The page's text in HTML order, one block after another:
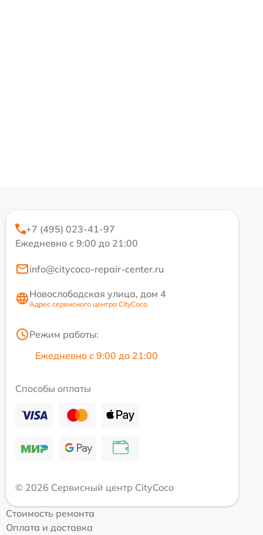
+7 (495) 023-41-97
Ежедневно с 9:00 до 21:00
info@citycoco-repair-center.ru
Новослободская улица, дом 4
Адрес сервисного центра CityCoco
Режим работы:
Ежедневно с 9:00 до 21:00
Способы оплаты
© 2026 Сервисный центр CityCoco
Стоимость ремонта
Оплата и доставка